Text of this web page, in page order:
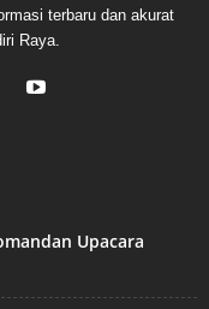
terbaru dan akurat
Raya.
Upacara